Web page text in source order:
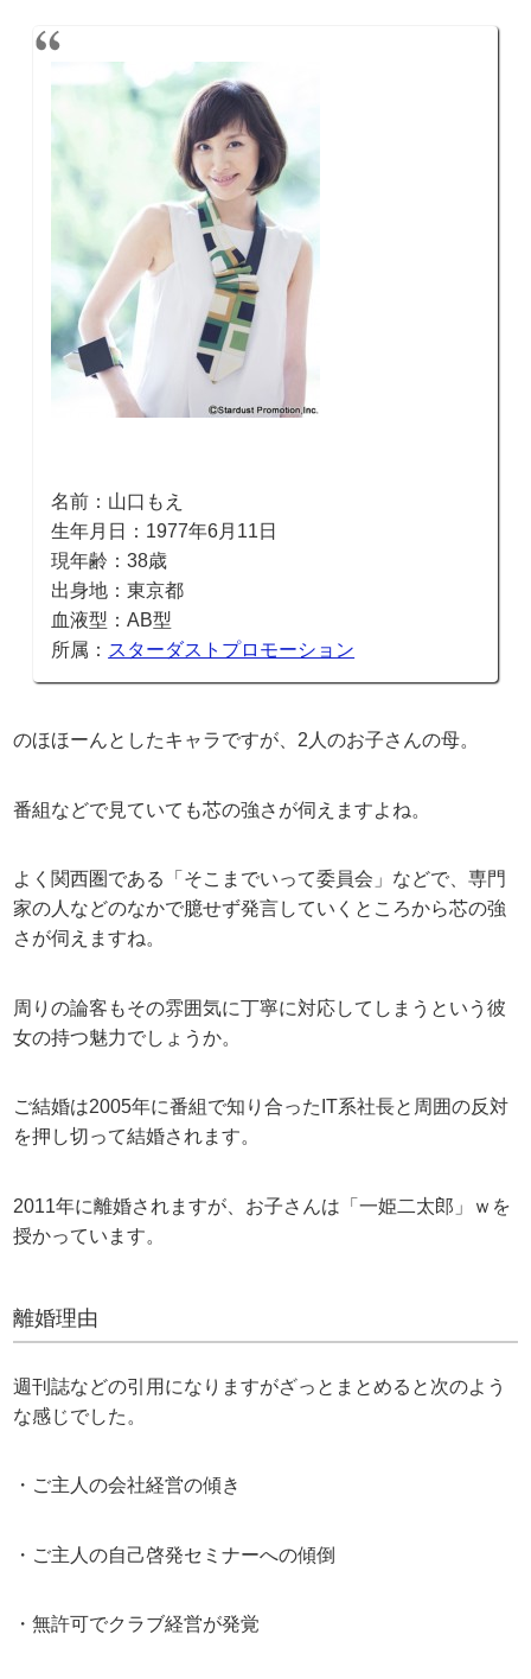
名前：山口もえ
生年月日：1977年6月11日
現年齢：38歳
出身地：東京都
血液型：AB型
所属： スターダストプロモーション
のほほーんとしたキャラですが、2人のお子さんの母。
番組などで見ていても芯の強さが伺えますよね。
よく関西圏である「そこまでいって委員会」などで、専門
家の人などのなかで臆せず発言していくところから芯の強
さが伺えますね。
周りの論客もその雰囲気に丁寧に対応してしまうという彼
女の持つ魅力でしょうか。
ご結婚は2005年に番組で知り合ったIT系社長と周囲の反対
を押し切って結婚されます。
2011年に離婚されますが、お子さんは「一姫二太郎」ｗを
授かっています。
離婚理由
週刊誌などの引用になりますがざっとまとめると次のよう
な感じでした。
・ご主人の会社経営の傾き
・ご主人の自己啓発セミナーへの傾倒
・無許可でクラブ経営が発覚